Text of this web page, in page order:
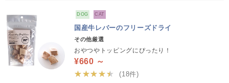
DOG CAT
国産牛レバーのフリーズドライ
その他厳選
おやつやトッピングにぴったり！
¥660 ～
★★★★★
(18件)